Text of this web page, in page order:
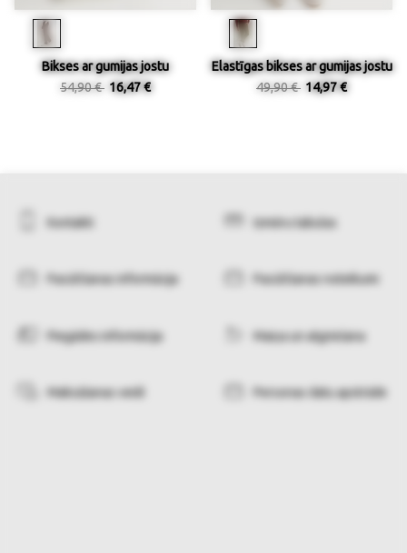
Bikses ar gumijas jostu
54,90 € 16,47 €
Elastīgas bikses ar gumijas jostu
49,90 € 14,97 €
Kontakti Izmēru tabulas
Pasūtīšanas informācija Pasūtīšanas noteikumi
Piegādes informācija Maiņa un atgriešana
Maksāšanas veidi Personas datu apstrāde